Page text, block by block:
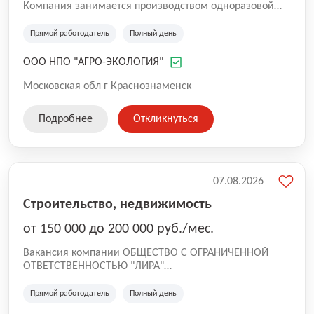
Компания занимается производством одноразовой
яичные лотки, лотки "Доширак", ланч-боксы, работает
пропуск в Краснознаменск не требуется.
Прямой работодатель Полный день
ООО НПО "АГРО-ЭКОЛОГИЯ"
Московская обл г Краснознаменск
Подробнее Откликнуться
Строительство, недвижимость
от 150 000 до 200 000 руб./мес.
Вакансия компании ОБЩЕСТВО С ОГРАНИЧЕННОЙ
ОТВЕТСТВЕННОСТЬЮ "ЛИРА"
специализирующаяся на реализации ремонтов
Прямой работодатель Полный день
07.08.2026